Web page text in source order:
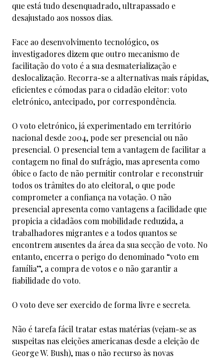
que está tudo desenquadrado, ultrapassado e
desajustado aos nossos dias.
Face ao desenvolvimento tecnológico, os
investigadores dizem que outro mecanismo de
facilitação do voto é a sua desmaterialização e
deslocalização. Recorra-se a alternativas mais rápidas,
eficientes e cómodas para o cidadão eleitor: voto
eletrónico, antecipado, por correspondência.
O voto eletrónico, já experimentado em território
nacional desde 2004, pode ser presencial ou não
presencial. O presencial tem a vantagem de facilitar a
contagem no final do sufrágio, mas apresenta como
óbice o facto de não permitir controlar e reconstruir
todos os trâmites do ato eleitoral, o que pode
comprometer a confiança na votação. O não
presencial apresenta como vantagens a facilidade que
propicia a cidadãos com mobilidade reduzida, a
trabalhadores migrantes e a todos quantos se
encontrem ausentes da área da sua secção de voto. No
entanto, encerra o perigo do denominado “voto em
família”, a compra de votos e o não garantir a
fiabilidade do voto.
O voto deve ser exercido de forma livre e secreta.
Não é tarefa fácil tratar estas matérias (vejam-se as
suspeitas nas eleições americanas desde a eleição de
George W. Bush), mas o não recurso às novas